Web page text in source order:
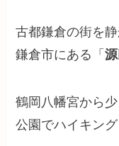
古都鎌倉の街を
鎌倉市にある「
鶴岡八幡宮から
公園でハイキン